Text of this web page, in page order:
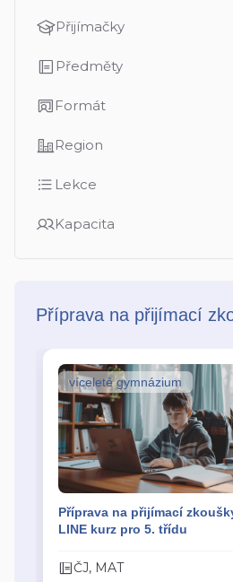
Přijímačky
Předměty
Formát
Region
Lekce
Kapacita
Příprava na přijímací
víceleté gymnázium
Příprava na přijímací
LINE kurz pro 5. třídu
ČJ, MAT